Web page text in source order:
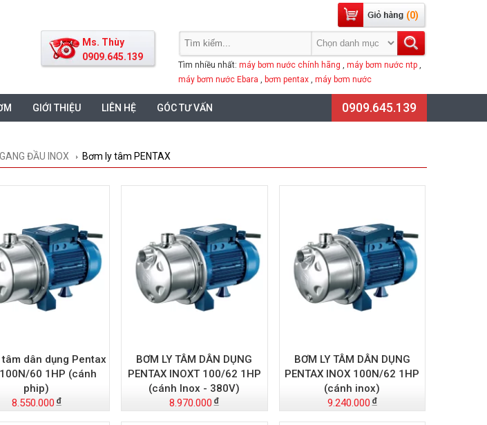
(0)
Tìm nhiều nhất: máy bơm nước chính hãng , máy bơm nước ntp ,
máy bơm nước Ebara , bơm pentax , máy bơm nước
Ms. Thùy
0909.645.139
GIỚI THIỆU LIÊN HỆ GÓC TƯ VẤN 0909.645.139
ĐẦU INOX Bơm ly tâm PENTAX
tâm dân dụng Pentax
60 1HP (cánh
phip)
8.550.000
BƠM LY TÂM DÂN DỤNG
PENTAX INOXT 100/62 1HP
(cánh Inox - 380V)
8.970.000
BƠM LY TÂM DÂN DỤNG
PENTAX INOX 100N/62 1HP
(cánh inox)
9.240.000